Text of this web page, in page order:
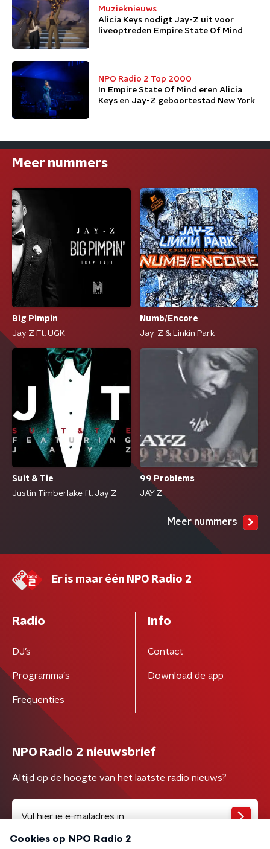
Muzieknieuws
Alicia Keys nodigt Jay-Z uit voor
liveoptreden Empire State Of Mind
NPO Radio 2 Top 2000
In Empire State Of Mind eren Alicia
Keys en Jay-Z geboortestad New York
Meer nummers
Big Pimpin
Jay Z Ft. UGK
Numb/Encore
Jay-Z & Linkin Park
Suit & Tie
Justin Timberlake ft. Jay Z
99 Problems
JAY Z
Meer nummers
Er is maar één NPO Radio 2
Radio
DJ’s
Programma's
Frequenties
Info
Contact
Download de app
NPO Radio 2 nieuwsbrief
Altijd op de hoogte van het laatste radio nieuws?